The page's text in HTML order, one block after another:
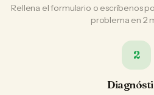
Rellena el formulario o escríbenos
problema en 2
2